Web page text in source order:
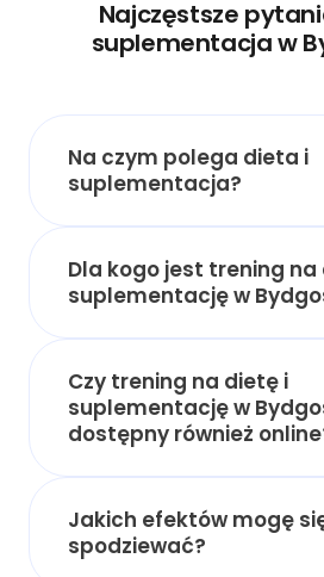
Najczęstsze
suplementacja w
Na czym polega dieta i
suplementacja?
Dla kogo jest trening na
suplementację w
Czy trening na dietę i
suplementację w
dostępny również
Jakich efektów mogę
spodziewać?